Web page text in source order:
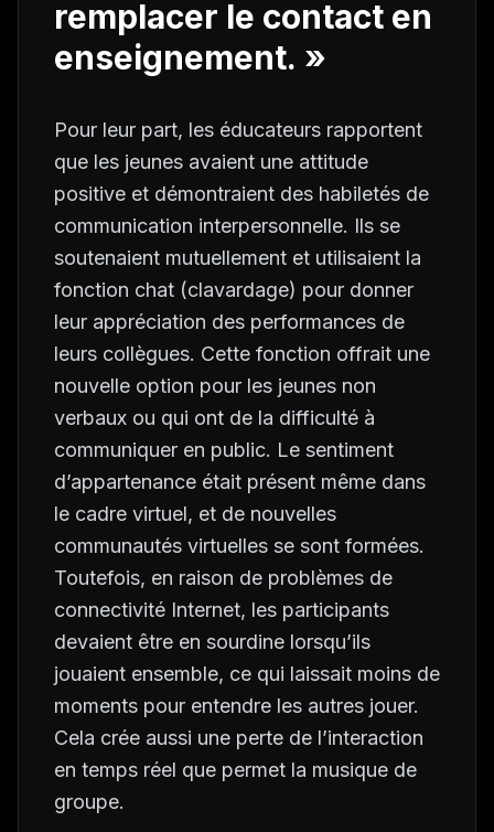
remplacer le contact en
enseignement. »
Pour leur part, les éducateurs rapportent
que les jeunes avaient une attitude
positive et démontraient des habiletés de
communication interpersonnelle. Ils se
soutenaient mutuellement et utilisaient la
fonction chat (clavardage) pour donner
leur appréciation des performances de
leurs collègues. Cette fonction offrait une
nouvelle option pour les jeunes non
verbaux ou qui ont de la difficulté à
communiquer en public. Le sentiment
d’appartenance était présent même dans
le cadre virtuel, et de nouvelles
communautés virtuelles se sont formées.
Toutefois, en raison de problèmes de
connectivité Internet, les participants
devaient être en sourdine lorsqu’ils
jouaient ensemble, ce qui laissait moins de
moments pour entendre les autres jouer.
Cela crée aussi une perte de l’interaction
en temps réel que permet la musique de
groupe.